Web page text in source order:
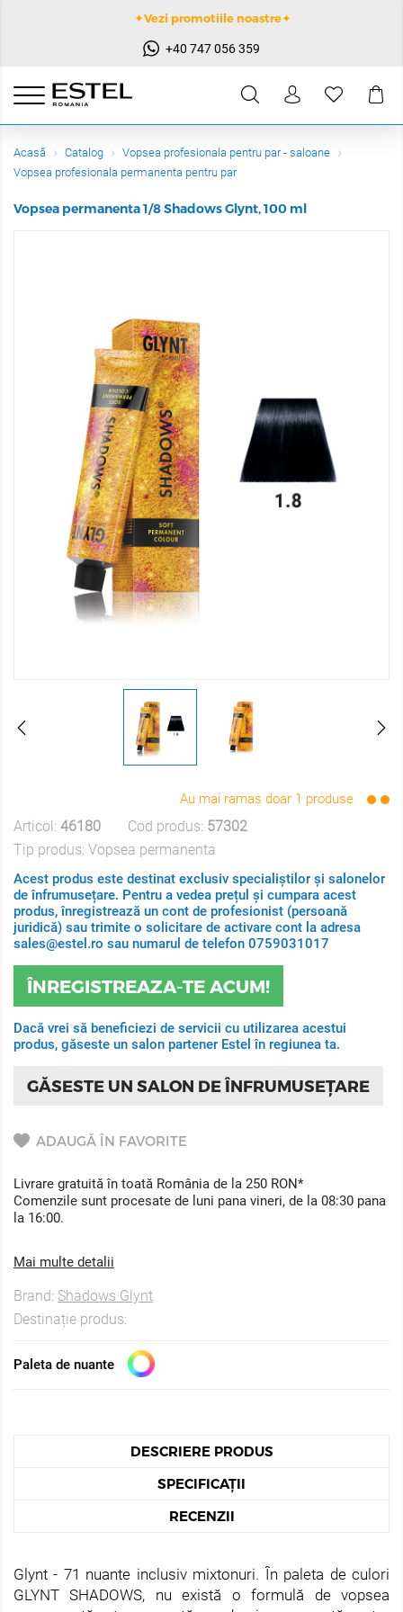
✦Vezi promotiile noastre✦
+40 747 056 359
Acasă Catalog
Vopsea profesionala pentru par - saloane
Vopsea profesionala permanenta pentru par
Vopsea permanenta 1/8 Shadows Glynt, 100 ml
Au mai ramas doar 1 produse
Articol: 46180 Cod produs: 57302
Tip produs: Vopsea permanenta
Acest produs este destinat exclusiv specialiștilor și salonelor
de înfrumusețare. Pentru a vedea prețul și cumpara acest
produs, înregistrează un cont de profesionist (persoană
juridică) sau trimite o solicitare de activare cont la adresa
sales@estel.ro sau numarul de telefon 0759031017
ÎNREGISTREAZA-TE ACUM!
Dacă vrei să beneficiezi de servicii cu utilizarea acestui
produs, găseste un salon partener Estel în regiunea ta.
GĂSESTE UN SALON DE ÎNFRUMUSEȚARE
ADAUGĂ ÎN FAVORITE
Livrare gratuită în toată România de la 250 RON*
Comenzile sunt procesate de luni pana vineri, de la 08:30 pana
la 16:00.
Mai multe detalii
Brand: Shadows Glynt
Destinație produs:
Paleta de nuante
DESCRIERE PRODUS
SPECIFICAȚII
RECENZII
Glynt - 71 nuante inclusiv mixtonuri. În paleta de culori
GLYNT SHADOWS, nu există o formulă de vopsea